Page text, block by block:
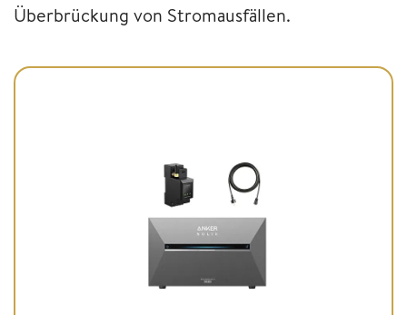
Überbrückung von Stromausfällen.